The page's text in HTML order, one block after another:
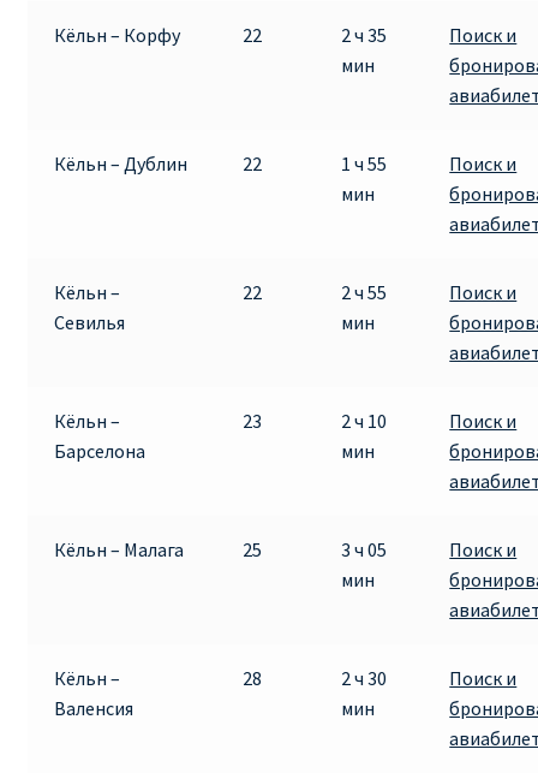
Кёльн – Корфу 22
2 ч 35
мин
Поиск и
Кёльн – Дублин 22
1 ч 55
мин
Поиск и
Кёльн –
Севилья
22
2 ч 55
мин
Поиск и
Кёльн –
Барселона
23
2 ч 10
мин
Поиск и
Кёльн – Малага 25
3 ч 05
мин
Поиск и
Кёльн –
Валенсия
28
2 ч 30
мин
Поиск и